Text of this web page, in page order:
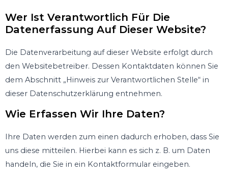
Wer Ist Verantwortlich Für Die
Datenerfassung Auf Dieser Website?
Die Datenverarbeitung auf dieser Website erfolgt durch
den Websitebetreiber. Dessen Kontaktdaten können Sie
dem Abschnitt „Hinweis zur Verantwortlichen Stelle“ in
dieser Datenschutzerklärung entnehmen.
Wie Erfassen Wir Ihre Daten?
Ihre Daten werden zum einen dadurch erhoben, dass Sie
uns diese mitteilen. Hierbei kann es sich z. B. um Daten
handeln, die Sie in ein Kontaktformular eingeben.